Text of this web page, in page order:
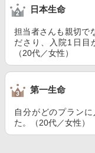
日本生命
担当者さんも親切で
ださり、入院1日目
（20代／女性）
第一生命
自分がどのプラン
た。（20代／女性）